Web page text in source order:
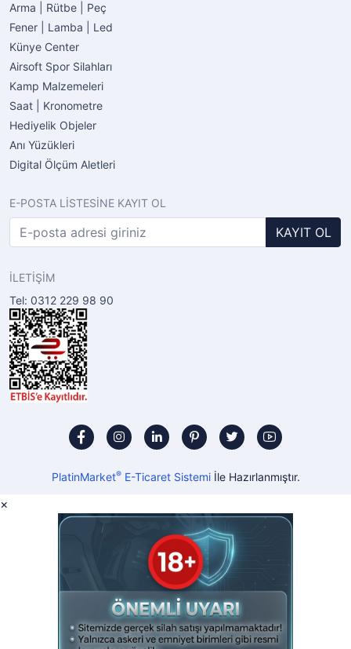
Arma | Rütbe | Peç
Fener | Lamba | Led
Künye Center
Airsoft Spor Silahları
Kamp Malzemeleri
Saat | Kronometre
Hediyelik Objeler
Anı Yüzükleri
Digital Ölçüm Aletleri
E-POSTA LİSTESİNE KAYIT OL
KAYIT OL
İLETİŞİM
Tel: 0312 229 98 90
PlatinMarket®E-Ticaret Sistemiİle Hazırlanmıştır.
×